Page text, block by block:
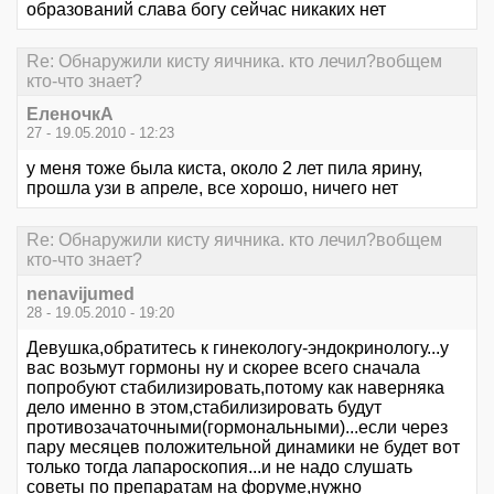
образований слава богу сейчас никаких нет
Re: Обнаружили кисту яичника. кто лечил?вобщем
кто-что знает?
ЕленочкА
27 - 19.05.2010 - 12:23
у меня тоже была киста, около 2 лет пила ярину,
прошла узи в апреле, все хорошо, ничего нет
Re: Обнаружили кисту яичника. кто лечил?вобщем
кто-что знает?
nenavijumed
28 - 19.05.2010 - 19:20
Девушка,обратитесь к гинекологу-эндокринологу...у
вас возьмут гормоны ну и скорее всего сначала
попробуют стабилизировать,потому как наверняка
дело именно в этом,стабилизировать будут
противозачаточными(гормональными)...если через
пару месяцев положительной динамики не будет вот
только тогда лапароскопия...и не надо слушать
советы по препаратам на форуме,нужно